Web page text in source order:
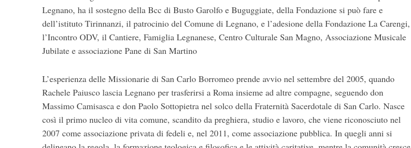
Legnano, ha il sostegno della Bcc di Busto Garolfo e Buguggiate, della Fondazione si può fare e
dell’istituto Tirinnanzi, il patrocinio del Comune di Legnano, e l’adesione della Fondazione La Carengi,
l’Incontro ODV, il Cantiere, Famiglia Legnanese, Centro Culturale San Magno, Associazione Musicale
Jubilate e associazione Pane di San Martino
L’esperienza delle Missionarie di San Carlo Borromeo prende avvio nel settembre del 2005, quando
Rachele Paiusco lascia Legnano per trasferirsi a Roma insieme ad altre compagne, seguendo don
Massimo Camisasca e don Paolo Sottopietra nel solco della Fraternità Sacerdotale di San Carlo. Nasce
così il primo nucleo di vita comune, scandito da preghiera, studio e lavoro, che viene riconosciuto nel
2007 come associazione privata di fedeli e, nel 2011, come associazione pubblica. In quegli anni si